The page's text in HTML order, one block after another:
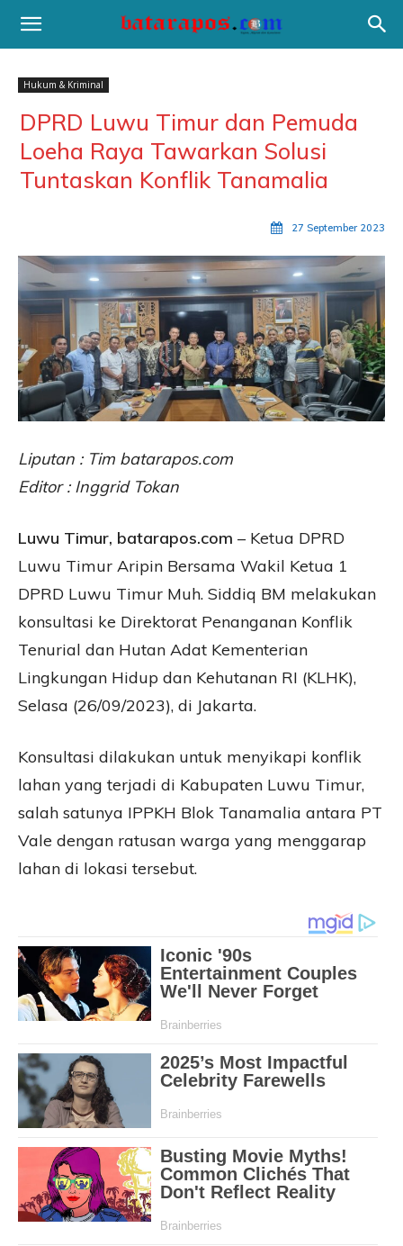
Hukum & Kriminal
DPRD Luwu Timur dan Pemuda
Loeha Raya Tawarkan Solusi
Tuntaskan Konflik Tanamalia
27 September 2023
Liputan : Tim batarapos.com
Editor : Inggrid Tokan
Luwu Timur, batarapos.com – Ketua DPRD
Luwu Timur Aripin Bersama Wakil Ketua 1
DPRD Luwu Timur Muh. Siddiq BM melakukan
konsultasi ke Direktorat Penanganan Konflik
Tenurial dan Hutan Adat Kementerian
Lingkungan Hidup dan Kehutanan RI (KLHK),
Selasa (26/09/2023), di Jakarta.
Konsultasi dilakukan untuk menyikapi konflik
lahan yang terjadi di Kabupaten Luwu Timur,
salah satunya IPPKH Blok Tanamalia antara PT
Vale dengan ratusan warga yang menggarap
lahan di lokasi tersebut.